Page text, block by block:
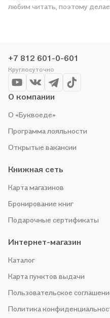
любим читать, поэтому
+7 812 601-0-601
Круглосуточно
О компании
О «Буквоеде»
Программа лояльности
Открытые вакансии
Книжная сеть
Карта магазинов
Бронирование книг
Подарочные сертификаты
Интернет-магазин
Каталог
Карта пунктов выдачи
Пользовательское
Политика